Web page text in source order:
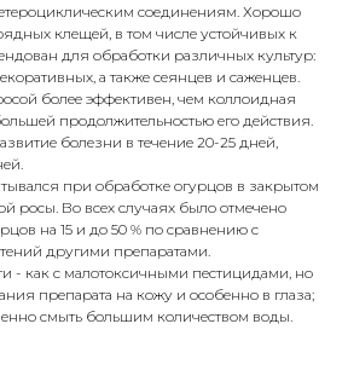
соединениям. Хорошо
клещей, в том числе устойчивых к
для обработки различных культур:
а также сеянцев и саженцев.
более эффективен, чем коллоидная
продолжительностью его действия.
болезни в течение 20-25 дней,
при обработке огурцов в закрытом
росы. Во всех случаях было отмечено
на 15 и до 50 % по сравнению с
другими препаратами.
- как с малотоксичными пестицидами, но
препарата на кожу и особенно в глаза;
смыть большим количеством воды.